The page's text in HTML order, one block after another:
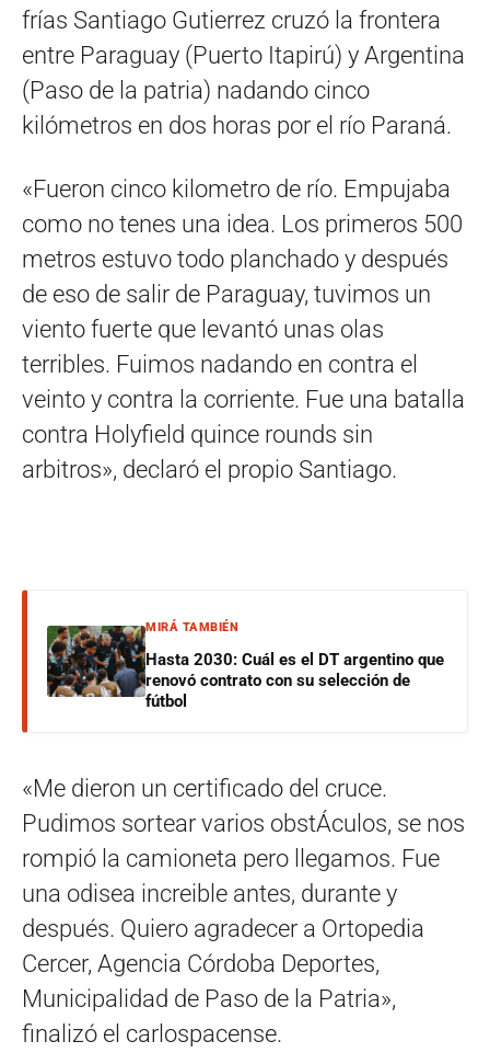
frías Santiago Gutierrez cruzó la frontera
entre Paraguay (Puerto Itapirú) y Argentina
(Paso de la patria) nadando cinco
kilómetros en dos horas por el río Paraná.
«Fueron cinco kilometro de río. Empujaba
como no tenes una idea. Los primeros 500
metros estuvo todo planchado y después
de eso de salir de Paraguay, tuvimos un
viento fuerte que levantó unas olas
terribles. Fuimos nadando en contra el
veinto y contra la corriente. Fue una batalla
contra Holyfield quince rounds sin
arbitros», declaró el propio Santiago.
MIRÁ TAMBIÉN
Hasta 2030: Cuál es el DT argentino que
renovó contrato con su selección de
fútbol
«Me dieron un certificado del cruce.
Pudimos sortear varios obstÁculos, se nos
rompió la camioneta pero llegamos. Fue
una odisea increible antes, durante y
después. Quiero agradecer a Ortopedia
Cercer, Agencia Córdoba Deportes,
Municipalidad de Paso de la Patria»,
finalizó el carlospacense.